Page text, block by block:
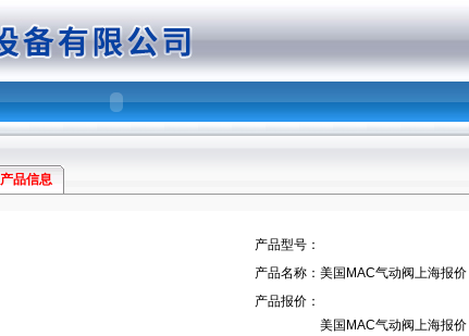
产品信息
产品型号：
产品名称： 美国MAC气动阀上海报价
产品报价：
美国MAC气动阀上海报价